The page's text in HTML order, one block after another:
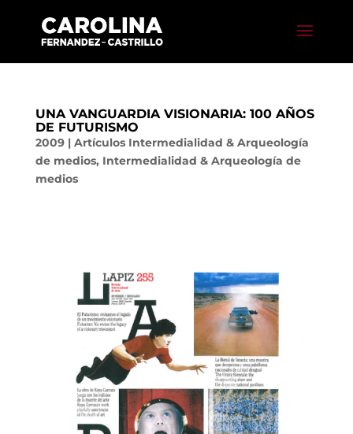
UNA VANGUARDIA VISIONARIA: 100 AÑOS
DE FUTURISMO
2009| Artículos Intermedialidad & Arqueología
de medios, Intermedialidad & Arqueología de
medios